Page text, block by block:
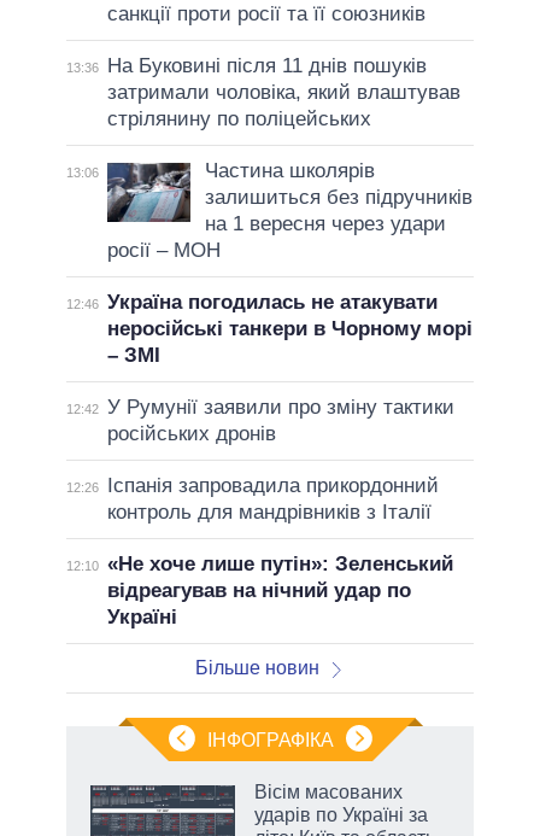
санкції проти росії та її союзників
13:36
На Буковині після 11 днів пошуків
затримали чоловіка, який влаштував
стрілянину по поліцейських
13:06
Частина школярів
залишиться без підручників
на 1 вересня через удари
росії – МОН
12:46 Україна погодилась не атакувати
неросійські танкери в Чорному морі
– ЗМІ
12:42 У Румунії заявили про зміну тактики
російських дронів
12:26
Іспанія запровадила прикордонний
контроль для мандрівників з Італії
12:10 «Не хоче лише путін»: Зеленський
відреагував на нічний удар по
Україні
Більше новин
ІНФОГРАФІКА
Вісім масованих
ударів по Україні за